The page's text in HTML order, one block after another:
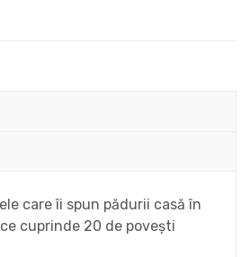
care îi spun pădurii casă în
cuprinde 20 de povești